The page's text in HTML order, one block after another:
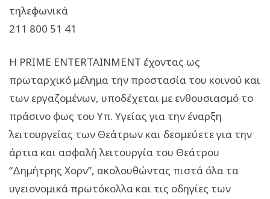
τηλεφωνικά
211 800 51 41
Η PRIME ENTERTAINMENT έχοντας ως
πρωταρχικό μέλημα την προστασία του κοινού και
των εργαζομένων, υποδέχεται με ενθουσιασμό το
πράσινο φως του Υπ. Υγείας για την έναρξη
λειτουργείας των Θεάτρων και δεσμεύετε για την
άρτια και ασφαλή λειτουργία του Θεάτρου
“Δημήτρης Χορν”, ακολουθώντας πιστά όλα τα
υγειονομικά πρωτόκολλα και τις οδηγίες των